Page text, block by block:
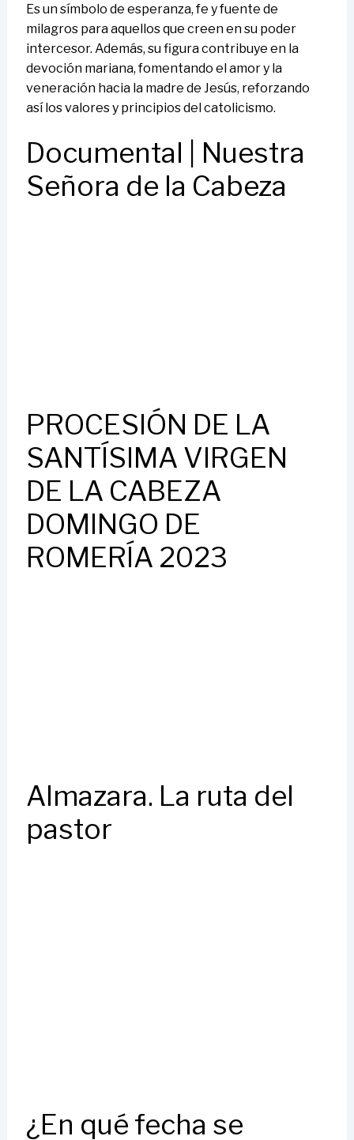
Es un símbolo de esperanza, fe y fuente de
milagros para aquellos que creen en su poder
intercesor. Además, su figura contribuye en la
devoción mariana, fomentando el amor y la
veneración hacia la madre de Jesús, reforzando
así los valores y principios del catolicismo.
Documental | Nuestra
Señora de la Cabeza
PROCESIÓN DE LA
SANTÍSIMA VIRGEN
DE LA CABEZA
DOMINGO DE
ROMERÍA 2023
Almazara. La ruta del
pastor
¿En qué fecha se